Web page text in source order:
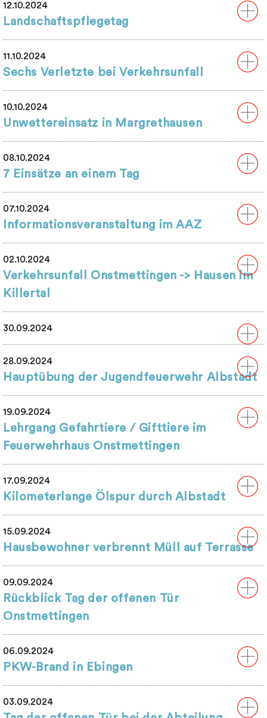
12.10.2024
Landschaftspflegetag
11.10.2024
Sechs Verletzte bei Verkehrsunfall
10.10.2024
Unwettereinsatz in Margrethausen
08.10.2024
7 Einsätze an einem Tag
07.10.2024
Informationsveranstaltung im AAZ
02.10.2024
Verkehrsunfall Onstmettingen -> Hausen im
Killertal
30.09.2024
28.09.2024
Hauptübung der Jugendfeuerwehr Albstadt
19.09.2024
Lehrgang Gefahrtiere / Gifttiere im
Feuerwehrhaus Onstmettingen
17.09.2024
Kilometerlange Ölspur durch Albstadt
15.09.2024
Hausbewohner verbrennt Müll auf Terrasse
09.09.2024
Rückblick Tag der offenen Tür
Onstmettingen
06.09.2024
PKW-Brand in Ebingen
03.09.2024